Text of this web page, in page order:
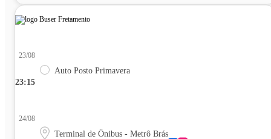
23:15
23/08
Auto Posto Primavera
24/08
Terminal de Ônibus - Metrô Brás